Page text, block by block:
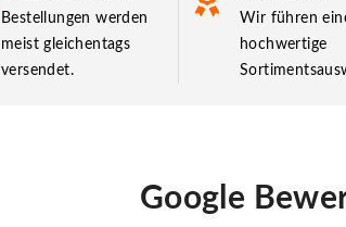
Bestellungen werden
meist gleichentags
versendet.
Wir führen
hochwertige
Google